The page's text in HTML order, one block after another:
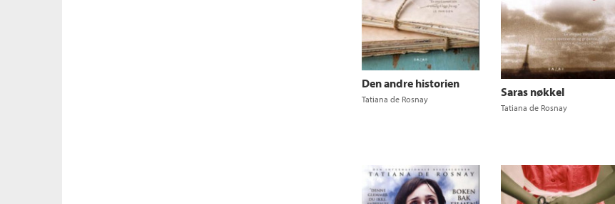
Den andre historien
Tatiana de Rosnay
Saras nøkkel
Tatiana de Rosnay